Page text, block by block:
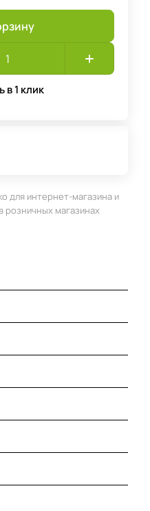
в 1 клик
для интернет-магазина и
розничных магазинах